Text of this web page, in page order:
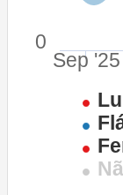
Sep '25
0